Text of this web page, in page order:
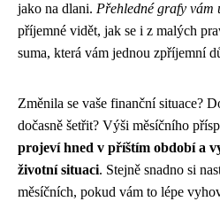
jako na dlani. Přehledné grafy vám
příjemné vidět, jak se i z malých
suma, která vám jednou zpříjemní
Změnila se vaše finanční situace?
dočasně šetřit? Výši měsíčního
projeví hned v příštím období a
životní situaci. Stejně snadno si
měsíčních, pokud vám to lépe